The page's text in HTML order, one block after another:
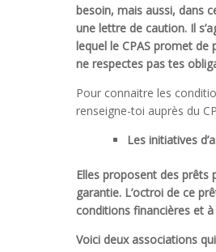
besoin, mais aussi, dans
une lettre de caution. Il
lequel le CPAS promet de
ne respectes pas tes
Pour connaitre les
renseigne-toi auprès du
Les initiatives
Elles proposent des prêts
garantie. L’octroi de ce
conditions financières et
Voici deux associations